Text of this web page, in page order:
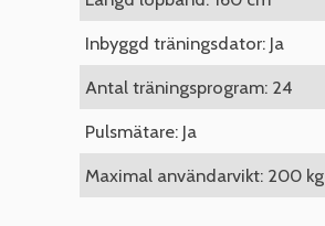
Inbyggd träningsdator: Ja
Antal träningsprogram: 24
Pulsmätare: Ja
Maximal användarvikt: 200 kg